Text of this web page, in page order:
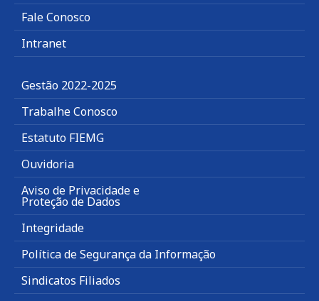
Fale Conosco
Intranet
Gestão 2022-2025
Trabalhe Conosco
Estatuto FIEMG
Ouvidoria
Aviso de Privacidade e
Proteção de Dados
Integridade
Política de Segurança da Informação
Sindicatos Filiados